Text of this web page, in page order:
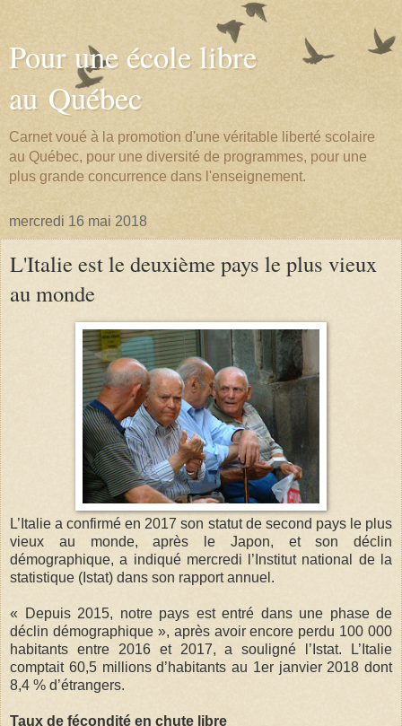
Pour une école libre
au Québec
Carnet voué à la promotion d'une véritable liberté scolaire
au Québec, pour une diversité de programmes, pour une
plus grande concurrence dans l'enseignement.
mercredi 16 mai 2018
L'Italie est le deuxième pays le plus vieux
au monde
L’Italie a confirmé en 2017 son statut de second pays le plus
vieux au monde, après le Japon, et son déclin
démographique, a indiqué mercredi l’Institut national de la
statistique (Istat) dans son rapport annuel.
« Depuis 2015, notre pays est entré dans une phase de
déclin démographique », après avoir encore perdu 100 000
habitants entre 2016 et 2017, a souligné l’Istat. L’Italie
comptait 60,5 millions d’habitants au 1er janvier 2018 dont
8,4 % d’étrangers.
Taux de fécondité en chute libre